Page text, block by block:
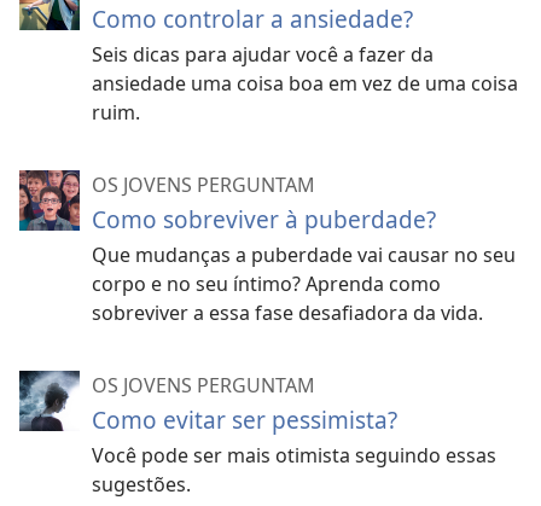
Como controlar a ansiedade?
Seis dicas para ajudar você a fazer da
ansiedade uma coisa boa em vez de uma coisa
ruim.
OS JOVENS PERGUNTAM
Como sobreviver à puberdade?
Que mudanças a puberdade vai causar no seu
corpo e no seu íntimo? Aprenda como
sobreviver a essa fase desafiadora da vida.
OS JOVENS PERGUNTAM
Como evitar ser pessimista?
Você pode ser mais otimista seguindo essas
sugestões.